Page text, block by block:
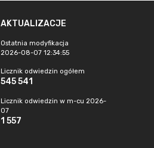
AKTUALIZACJE
Ostatnia modyfikacja
2026-08-07 12:34:55
Licznik odwiedzin ogółem
545 541
Licznik odwiedzin w m-cu 2026-
07
1 557